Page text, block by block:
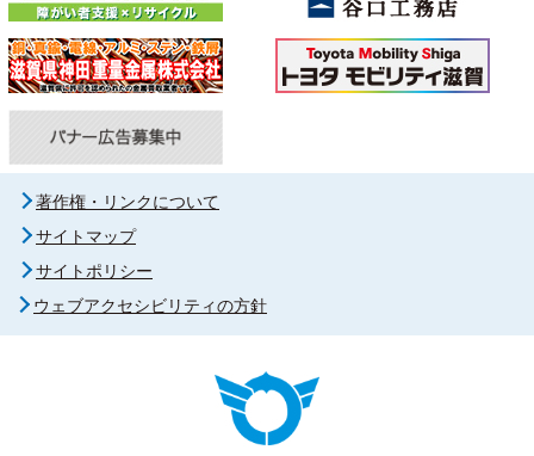
著作権・リンクについて
サイトマップ
サイトポリシー
ウェブアクセシビリティの方針